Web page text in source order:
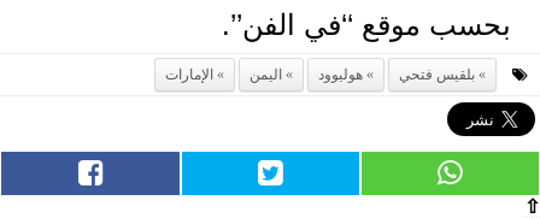
بحسب موقع ‘‘في الفن’’.
بلقيس فتحي هوليوود اليمن الإمارات
⇧